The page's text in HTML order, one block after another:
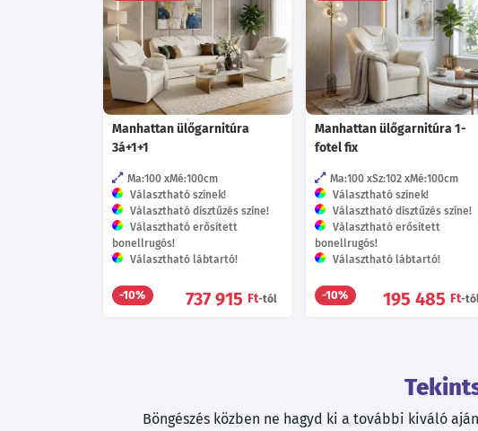
Manhattan ülőgarnitúra
3á+1+1
Ma:100 Mé:100cm
Választható színek!
Választható dísztűzés színe!
Választható erősített
bonellrugós!
Választható lábtartó!
-10% 737 915 Ft-tól
Manhattan ülőgarnitúra 1-
fotel fix
Ma:100 Sz:102 Mé:100cm
Választható színek!
Választható dísztűzés színe!
Választható erősített
bonellrugós!
Választható lábtartó!
-10% 195 485 Ft-
Böngészés közben ne hagyd ki a további kiváló